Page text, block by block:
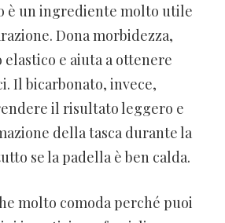
è un ingrediente molto utile
Dona morbidezza,
elastico e aiuta a ottenere
Il bicarbonato, invece,
il risultato leggero e
della tasca durante la
se la padella è ben calda.
molto comoda perché puoi